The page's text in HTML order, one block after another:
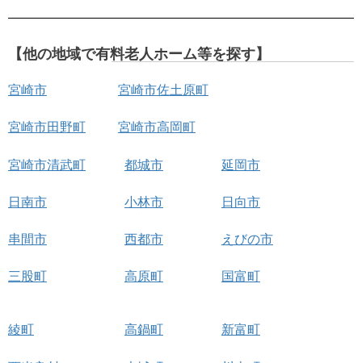
【他の地域で有料老人ホーム等を探す】
宮崎市 宮崎市佐土原町
宮崎市田野町 宮崎市高岡町
宮崎市清武町 都城市 延岡市
日南市 小林市 日向市
串間市 西都市 えびの市
三股町 高原町 国富町
綾町 高鍋町 新富町